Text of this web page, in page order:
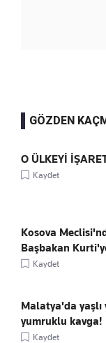
GÖZDEN
O ÜLKEYİ
Kaydet
Kosova
Başbakan
Kaydet
Malatya'da yaşlı
yumruklu kavga!
Kaydet